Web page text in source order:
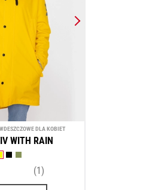
DLA KOBIET
WITH RAIN
(1)